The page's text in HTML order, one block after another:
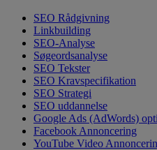
SEO Rådgivning
Linkbuilding
SEO-Analyse
Søgeordsanalyse
SEO Tekster
SEO Kravspecifikation
SEO Strategi
SEO uddannelse
Google Ads (AdWords)
Facebook Annoncering
YouTube Video